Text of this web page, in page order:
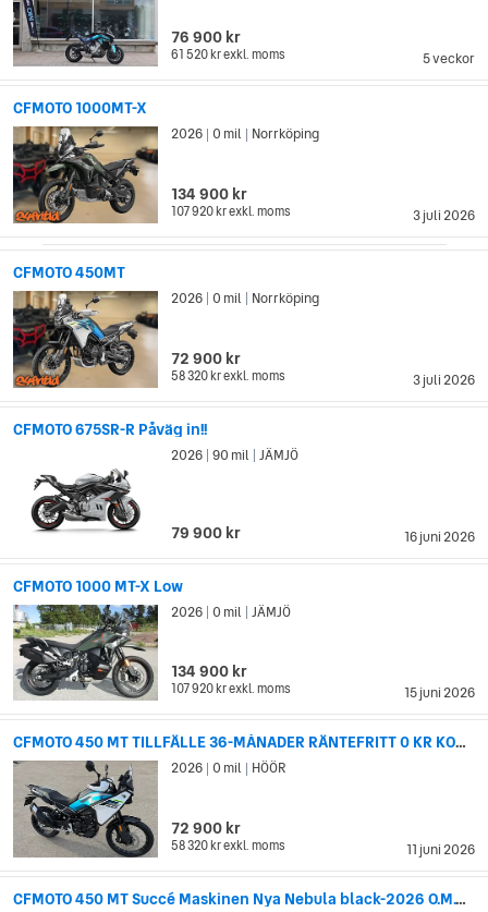
5 veckor
76 900 kr
61 520 krexkl. moms
CFMOTO 1000MT-X
3 juli 2026
2026 0 mil Norrköping
134 900 kr
107 920 krexkl. moms
CFMOTO 450MT
3 juli 2026
2026 0 mil Norrköping
72 900 kr
58 320 krexkl. moms
CFMOTO 675SR-R Påväg in!!
16 juni 2026
2026 90 mil JÄMJÖ
79 900 kr
CFMOTO 1000 MT-X Low
15 juni 2026
2026 0 mil JÄMJÖ
134 900 kr
107 920 krexkl. moms
CFMOTO 450 MT TILLFÄLLE 36-MÅNADER RÄNTEFRITT 0 KR KONTANT DEMOMASKIN F
11 juni 2026
2026 0 mil HÖÖR
72 900 kr
58 320 krexkl. moms
CFMOTO 450 MT Succé Maskinen Nya Nebula black-2026 O.M.G LEVERANS RÄNTE